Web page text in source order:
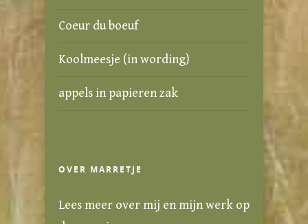
Coeur du boeuf
Koolmeesje (in wording)
appels in papieren zak
OVER MARRETJE
Lees meer over mij en mijn werk op